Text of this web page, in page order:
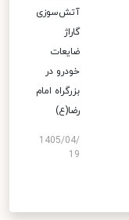
آتش‌سوزی
گاراژ
ضایعات
خودرو در
بزرگراه امام
رضا(ع)
1405/04/
19